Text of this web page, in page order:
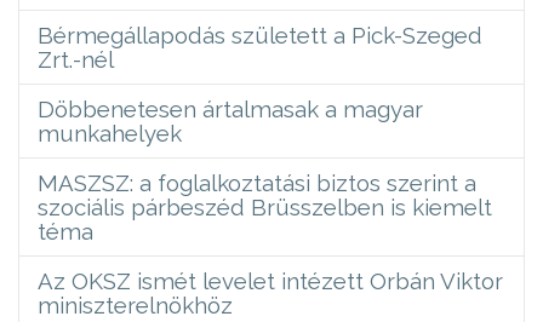
Bérmegállapodás született a Pick-Szeged
Zrt.-nél
Döbbenetesen ártalmasak a magyar
munkahelyek
MASZSZ: a foglalkoztatási biztos szerint a
szociális párbeszéd Brüsszelben is kiemelt
téma
Az OKSZ ismét levelet intézett Orbán Viktor
miniszterelnökhöz